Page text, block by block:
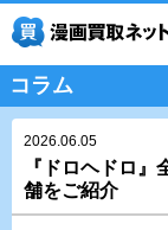
コラム
2026.06.05
『ドロヘドロ
舗をご紹介